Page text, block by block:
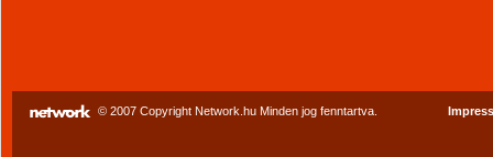
© 2007 Copyright Network.hu Minden jog fenntartva.